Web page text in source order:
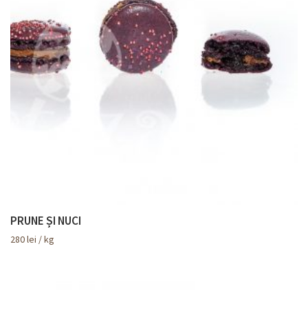
PRUNE ȘI NUCI
280lei / kg